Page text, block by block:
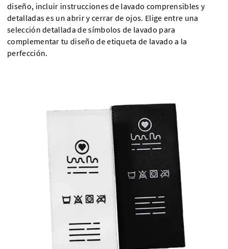
diseño, incluir instrucciones de lavado comprensibles y
detalladas es un abrir y cerrar de ojos. Elige entre una
selección detallada de símbolos de lavado para
complementar tu diseño de etiqueta de lavado a la
perfección.